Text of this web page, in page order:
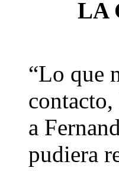
LA
“Lo que
a
pudiera